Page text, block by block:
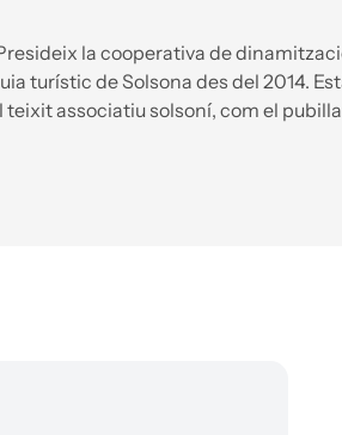
la cooperativa de
turístic de Solsona des del 2014.
associatiu solsoní, com el